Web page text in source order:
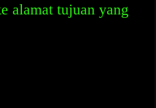
alamat tujuan yang